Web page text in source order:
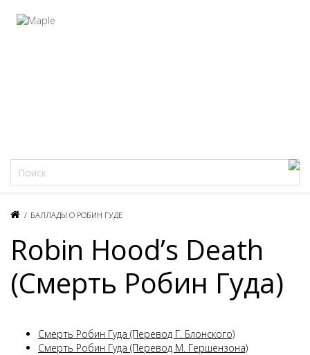
/ БАЛЛАДЫ О РОБИН ГУДЕ
Robin Hood’s Death
(Смерть Робин Гуда)
Смерть Робин Гуда (Перевод Г. Блонского)
Смерть Робин Гуда (Перевод М. Гершензона)